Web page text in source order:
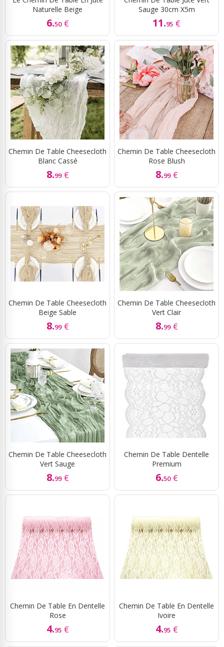
Naturelle Beige
6.50 €
Sauge 30cm X5m
11.95 €
Chemin De Table Cheesecloth
Blanc Cassé
8.99 €
Chemin De Table Cheesecloth
Rose Blush
8.99 €
Chemin De Table Cheesecloth
Beige Sable
8.99 €
Chemin De Table Cheesecloth
Vert Clair
8.99 €
Chemin De Table Cheesecloth
Vert Sauge
8.99 €
Chemin De Table Dentelle
Premium
6.50 €
Chemin De Table En Dentelle
Rose
4.95 €
Chemin De Table En Dentelle
Ivoire
4.95 €